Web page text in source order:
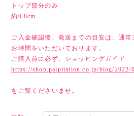
トップ部分のみ
約0.8cm
ご入金確認後、発送までの目安は、通
お時間をいただいております。
ご購入前に必ず、ショッピングガイド
https://shop.palpitation.co.jp/blog/2022/
をご覧くださいませ。